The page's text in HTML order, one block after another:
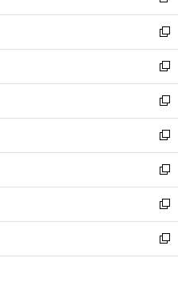
ウ
で
開
く
ン
ド
ウ
で
開
く
ウ
ィ
ン
ド
ウ
で
開
く
し
い
ウ
ィ
ン
ド
ウ
で
開
く
新
し
い
ウ
ィ
ン
ド
ウ
で
開
く
新
し
い
ウ
ィ
ン
ド
ウ
で
開
く
新
し
い
ウ
ィ
ン
ド
ウ
で
開
新
し
い
ウ
ィ
ン
ド
ウ
新
し
い
ウ
ィ
ン
新
し
い
ウ
新
し